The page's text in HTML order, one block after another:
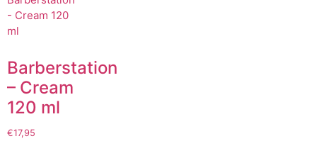
Barberstation
– Cream
120 ml
€17,95